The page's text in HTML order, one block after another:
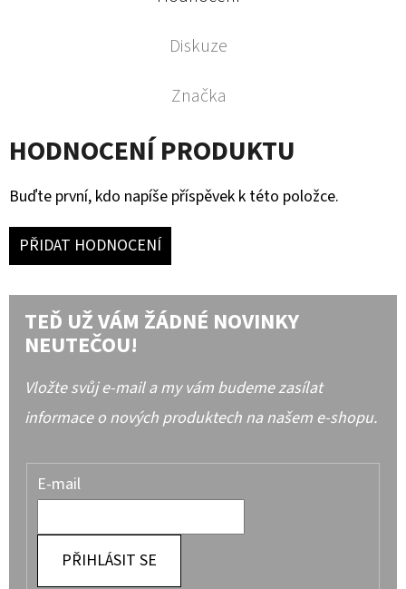
Diskuze
Značka
HODNOCENÍ PRODUKTU
Buďte první, kdo napíše příspěvek k této položce.
PŘIDAT HODNOCENÍ
TEĎ UŽ VÁM ŽÁDNÉ NOVINKY
NEUTEČOU!
Vložte svůj e-mail a my vám budeme zasílat
informace o nových produktech na našem e-shopu.
E-mail
PŘIHLÁSIT SE